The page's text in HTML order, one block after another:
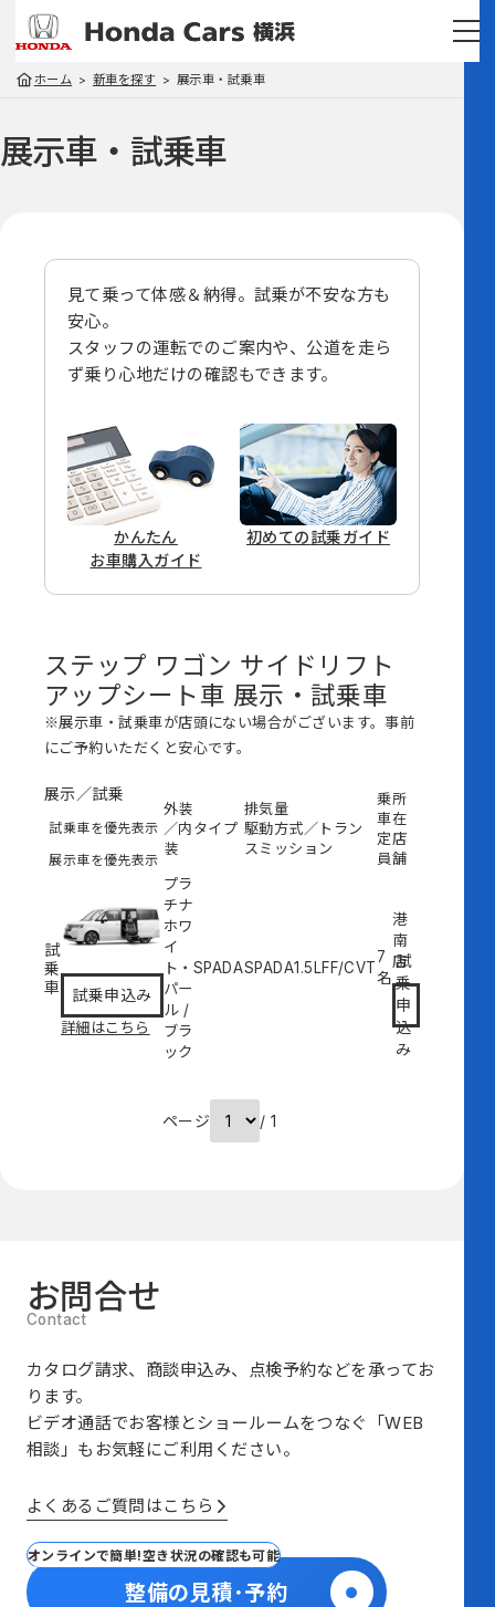
ホーム 新車を探す 展示車・試乗車
展示車・試乗車
見て乗って体感＆納得。試乗が不安な方も
安心。
スタッフの運転でのご案内や、 公道を走ら
ず乗り心地だけの確認もできます。
かんたん
お車購入ガイド
初めての試乗ガイド
ステップ ワゴン サイドリフト
アップシート車 展示・試乗車
※展示車・試乗車が店頭にない場合がございます。事前
にご予約いただくと安心です。
展示／試乗
試乗車を優先表示
展示車を優先表示
外装
／内
装
タイプ
排気量
駆動方式／トラン
スミッション
乗
車
定
員
所
在
店
舗
試
乗
車
試乗申込み
詳細はこちら
プラ
チナ
ホワ
イ
ト・
パー
ル/
ブラ
ック
SPADASPADA1.5LFF/CVT
7
名
港
南
店
試
乗
申
込
み
ページ / 1
お問合せ
カタログ請求、商談申込み、点検予約などを承ってお
ります。
ビデオ通話でお客様とショールームをつなぐ
「WEB
相談」も お気軽にご利用ください。
よくあるご質問はこちら
オンラインで簡単!空き状況の確認も可能
整備の見積･予約